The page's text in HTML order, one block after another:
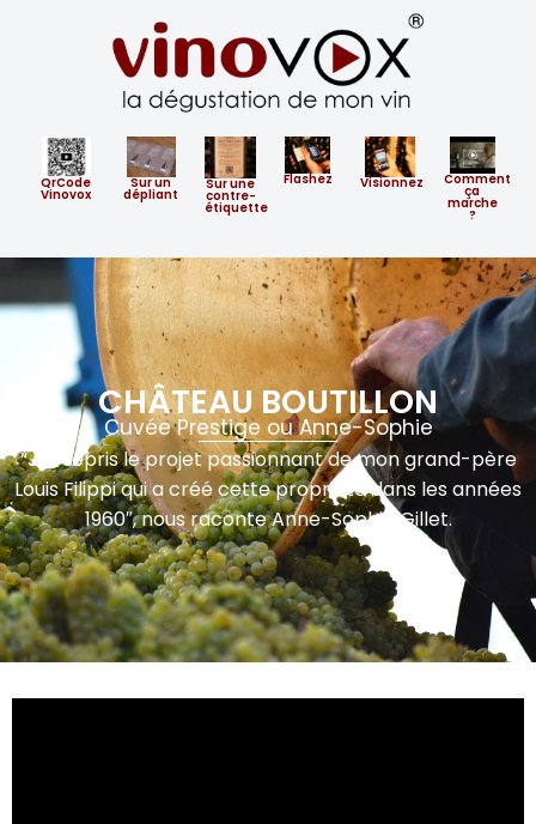
QrCode
Vinovox
Sur un
dépliant
​Sur ​une
contre-
étiquette
Flashez Visionnez Comment
ça
marche
?
CHÂTEAU BOUTILLON
Cuvée Prestige ou Anne-Sophie
“J’ai repris le projet passionnant de mon grand-père
Louis Filippi qui a créé cette propriété dans les années
1960″, nous raconte Anne-Sophie Gillet.